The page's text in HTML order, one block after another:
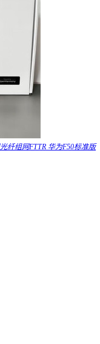
纤组网FTTR 华为F50标准版